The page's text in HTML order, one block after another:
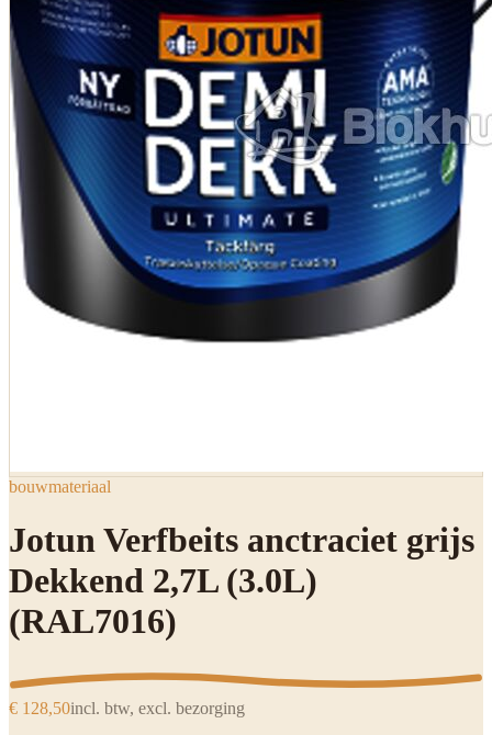
bouwmateriaal
Jotun Verfbeits anctraciet grijs
Dekkend 2,7L (3.0L)
(RAL7016)
€ 128,50incl. btw, excl. bezorging